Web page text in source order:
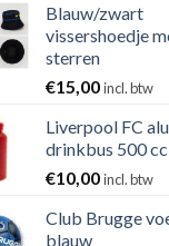
Blauw/zwart
vissershoedje
sterren
€15,00incl. btw
Liverpool FC
drinkbus 500 cc
€10,00incl. btw
Club Brugge
blauw